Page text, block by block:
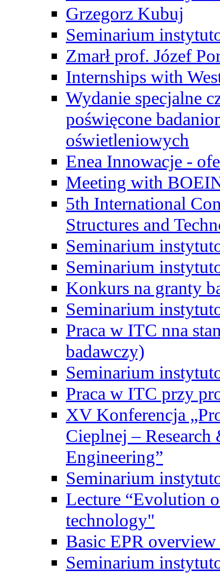
Grzegorz Kubuj
Seminarium
Zmarł prof. Józef
Internships with
Wydanie specjalne
poświęcone
oświetleniowych
Enea Innowacje -
Meeting with
5th International
Structures and
Seminarium
Seminarium
Konkurs na granty
Seminarium
Praca w ITC nna
badawczy)
Seminarium
Praca w ITC przy
XV Konferencja
Cieplnej –
Engineering”
Seminarium
Lecture “Evolution
technology"
Basic EPR overview
Seminarium